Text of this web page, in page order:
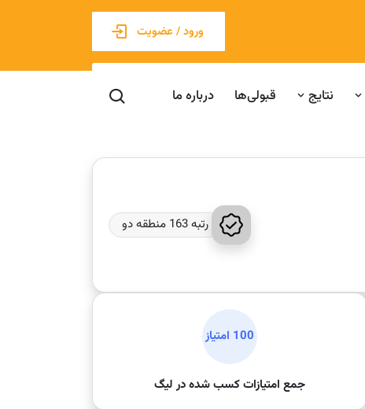
ورود / عضویت
نتایج قبولی‌ها درباره ما
رتبه 163 منطقه دو
100 امتیاز
جمع امتیازات کسب شده در لیگ